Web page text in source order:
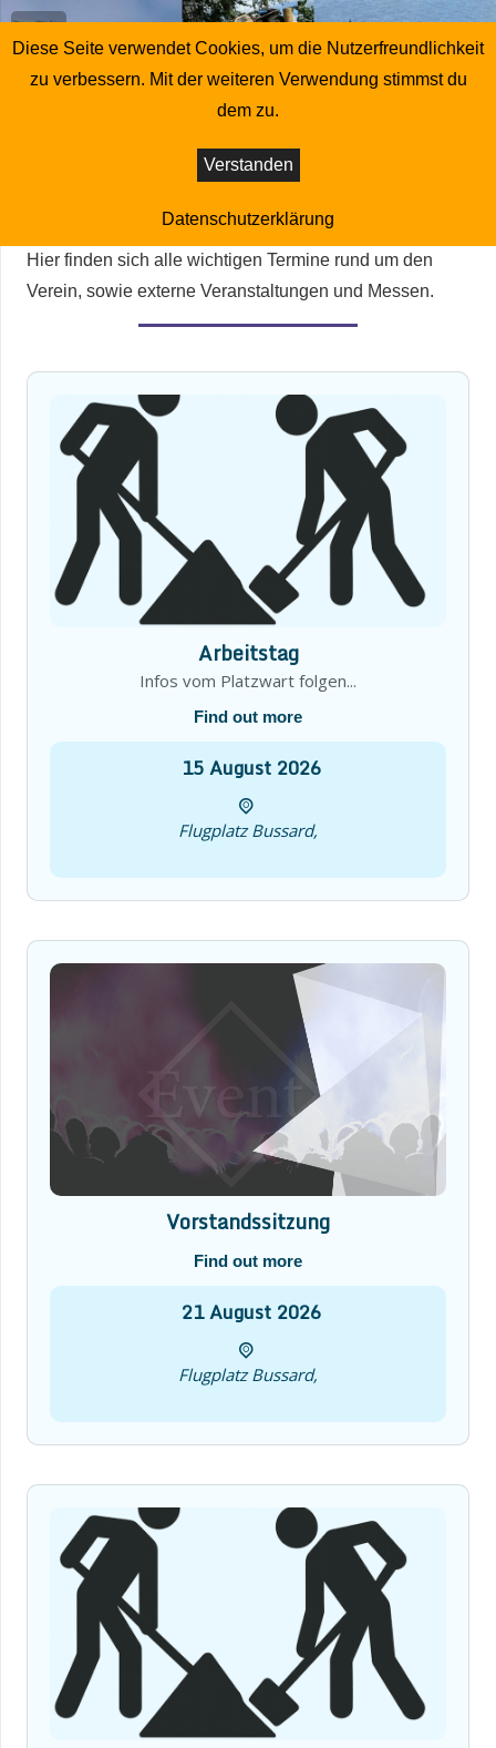
Veranstaltungs- und Vereinskalender des
Hier finden sich alle wichtigen Termine rund um den
Verein, sowie externe Veranstaltungen und Messen.
Arbeitstag
Infos vom Platzwart folgen...
Find out more
15 August 2026
Flugplatz Bussard,
Vorstandssitzung
Find out more
21 August 2026
Flugplatz Bussard,
Diese Seite verwendet Cookies, um die Nutzerfreundlichkeit
zu verbessern. Mit der weiteren Verwendung stimmst du
dem zu.
Verstanden
Datenschutzerklärung